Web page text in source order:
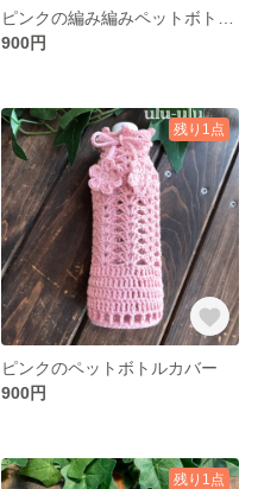
900円
残り1点
ピンクのペットボトルカバー
900円
残り1点